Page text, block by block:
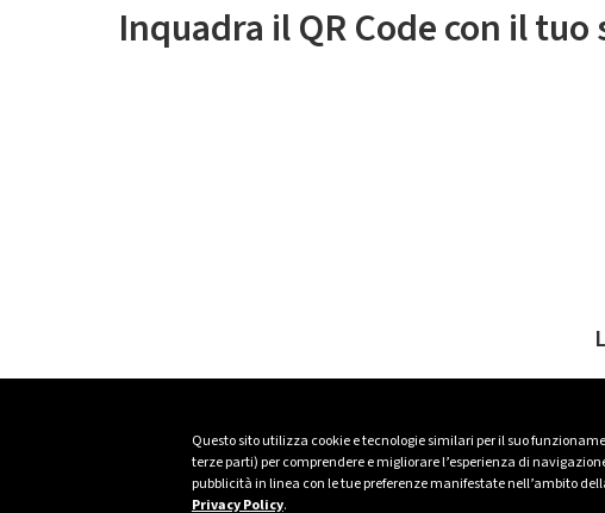
Questo sito utilizza cookie e tecnologie similari per il suo
terze parti) per comprendere e migliorare l’esperienza di
pubblicità in linea con le tue preferenze manifestate nell’ambito
Privacy Policy.
Inquadra il QR Code con il